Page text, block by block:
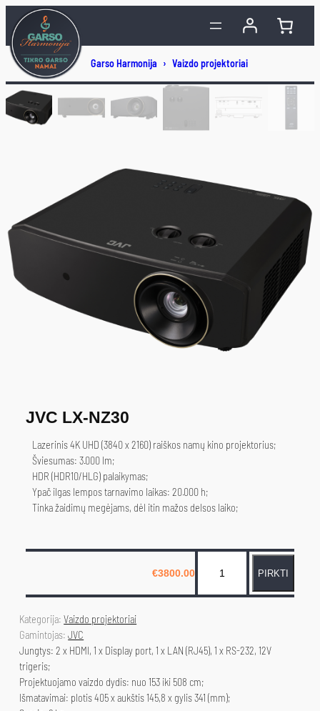
prie
turinio
JVC LX-NZ30
Lazerinis 4K UHD (3840 x 2160) raiškos namų kino projektorius;
Šviesumas: 3.000 lm;
HDR (HDR10/HLG) palaikymas;
Ypač ilgas lempos tarnavimo laikas: 20.000 h;
Tinka žaidimų megėjams, dėl itin mažos delsos laiko;
€3800.00r
o
k
o
PIRKTI
Kategorija: Vaizdo projektoriai
Gamintojas: JVC
Jungtys: 2 x HDMI, 1 x Display port, 1 x LAN (RJ45), 1 x RS-232, 12V
trigeris;
Projektuojamo vaizdo dydis: nuo 153 iki 508 cm;
Išmatavimai: plotis 405 x aukštis 145,8 x gylis 341 (mm);